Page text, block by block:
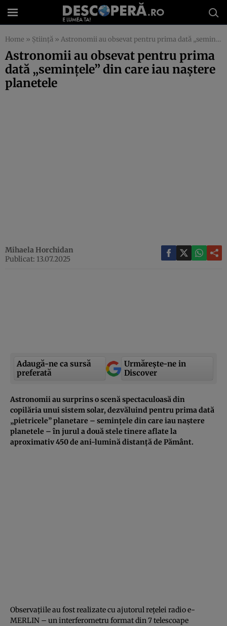
Home » Știință » Astronomii au obsevat pentru prima dată „semințele” din care iau naștere planetele
Astronomii au obsevat pentru prima
dată „semințele” din care iau naștere
planetele
Mihaela Horchidan
Publicat: 13.07.2025
Adaugă-ne ca sursă
preferată
Urmărește-ne in
Discover
Astronomii au surprins o scenă spectaculoasă din
copilăria unui sistem solar, dezvăluind pentru prima dată
„pietricele” planetare – semințele din care iau naștere
planetele – în jurul a două stele tinere aflate la
aproximativ 450 de ani-lumină distanță de Pământ.
Observațiile au fost realizate cu ajutorul rețelei radio e-
MERLIN – un interferometru format din 7 telescoape